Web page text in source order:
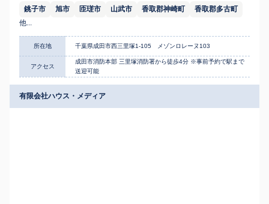
銚子市 旭市 匝瑳市 山武市 香取郡神崎町
香取郡多古町
他...
所在地 千葉県成田市西三里塚1-105 メゾンロレーヌ103
アクセス
成田市消防本部 三里塚消防署から徒歩4分 ※事前予約で駅まで
送迎可能
有限会社ハウス・メディア